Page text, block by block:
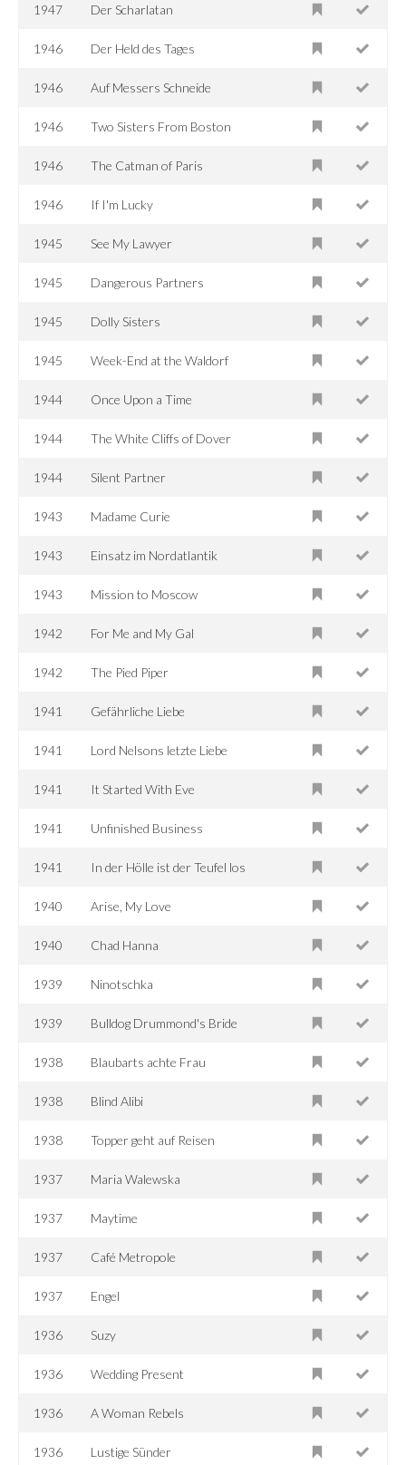
1947 Der Scharlatan
1946 Der Held des Tages
1946 Auf Messers Schneide
1946 Two Sisters From Boston
1946 The Catman of Paris
1946 If I'm Lucky
1945 See My Lawyer
1945 Dangerous Partners
1945 Dolly Sisters
1945 Week-End at the Waldorf
1944 Once Upon a Time
1944 The White Cliffs of Dover
1944 Silent Partner
1943 Madame Curie
1943 Einsatz im Nordatlantik
1943 Mission to Moscow
1942 For Me and My Gal
1942 The Pied Piper
1941 Gefährliche Liebe
1941 Lord Nelsons letzte Liebe
1941 It Started With Eve
1941 Unfinished Business
1941 In der Hölle ist der Teufel los
1940 Arise, My Love
1940 Chad Hanna
1939 Ninotschka
1939 Bulldog Drummond's Bride
1938 Blaubarts achte Frau
1938 Blind Alibi
1938 Topper geht auf Reisen
1937 Maria Walewska
1937 Maytime
1937 Café Metropole
1937 Engel
1936 Suzy
1936 Wedding Present
1936 A Woman Rebels
1936 Lustige Sünder